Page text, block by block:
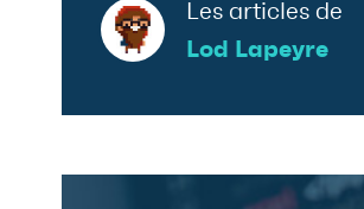
Les articles de
Lod Lapeyre